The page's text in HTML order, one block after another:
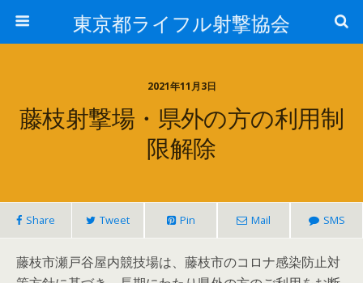
東京都ライフル射撃協会
2021年11月3日
藤枝射撃場・県外の方の利用制
限解除
Share Tweet Pin Mail SMS
藤枝市瀬戸谷屋内競技場は、藤枝市のコロナ感染防止対